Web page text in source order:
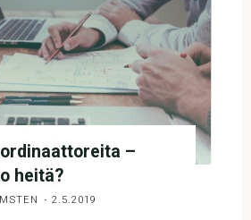
–
heitä?
2.5.2019